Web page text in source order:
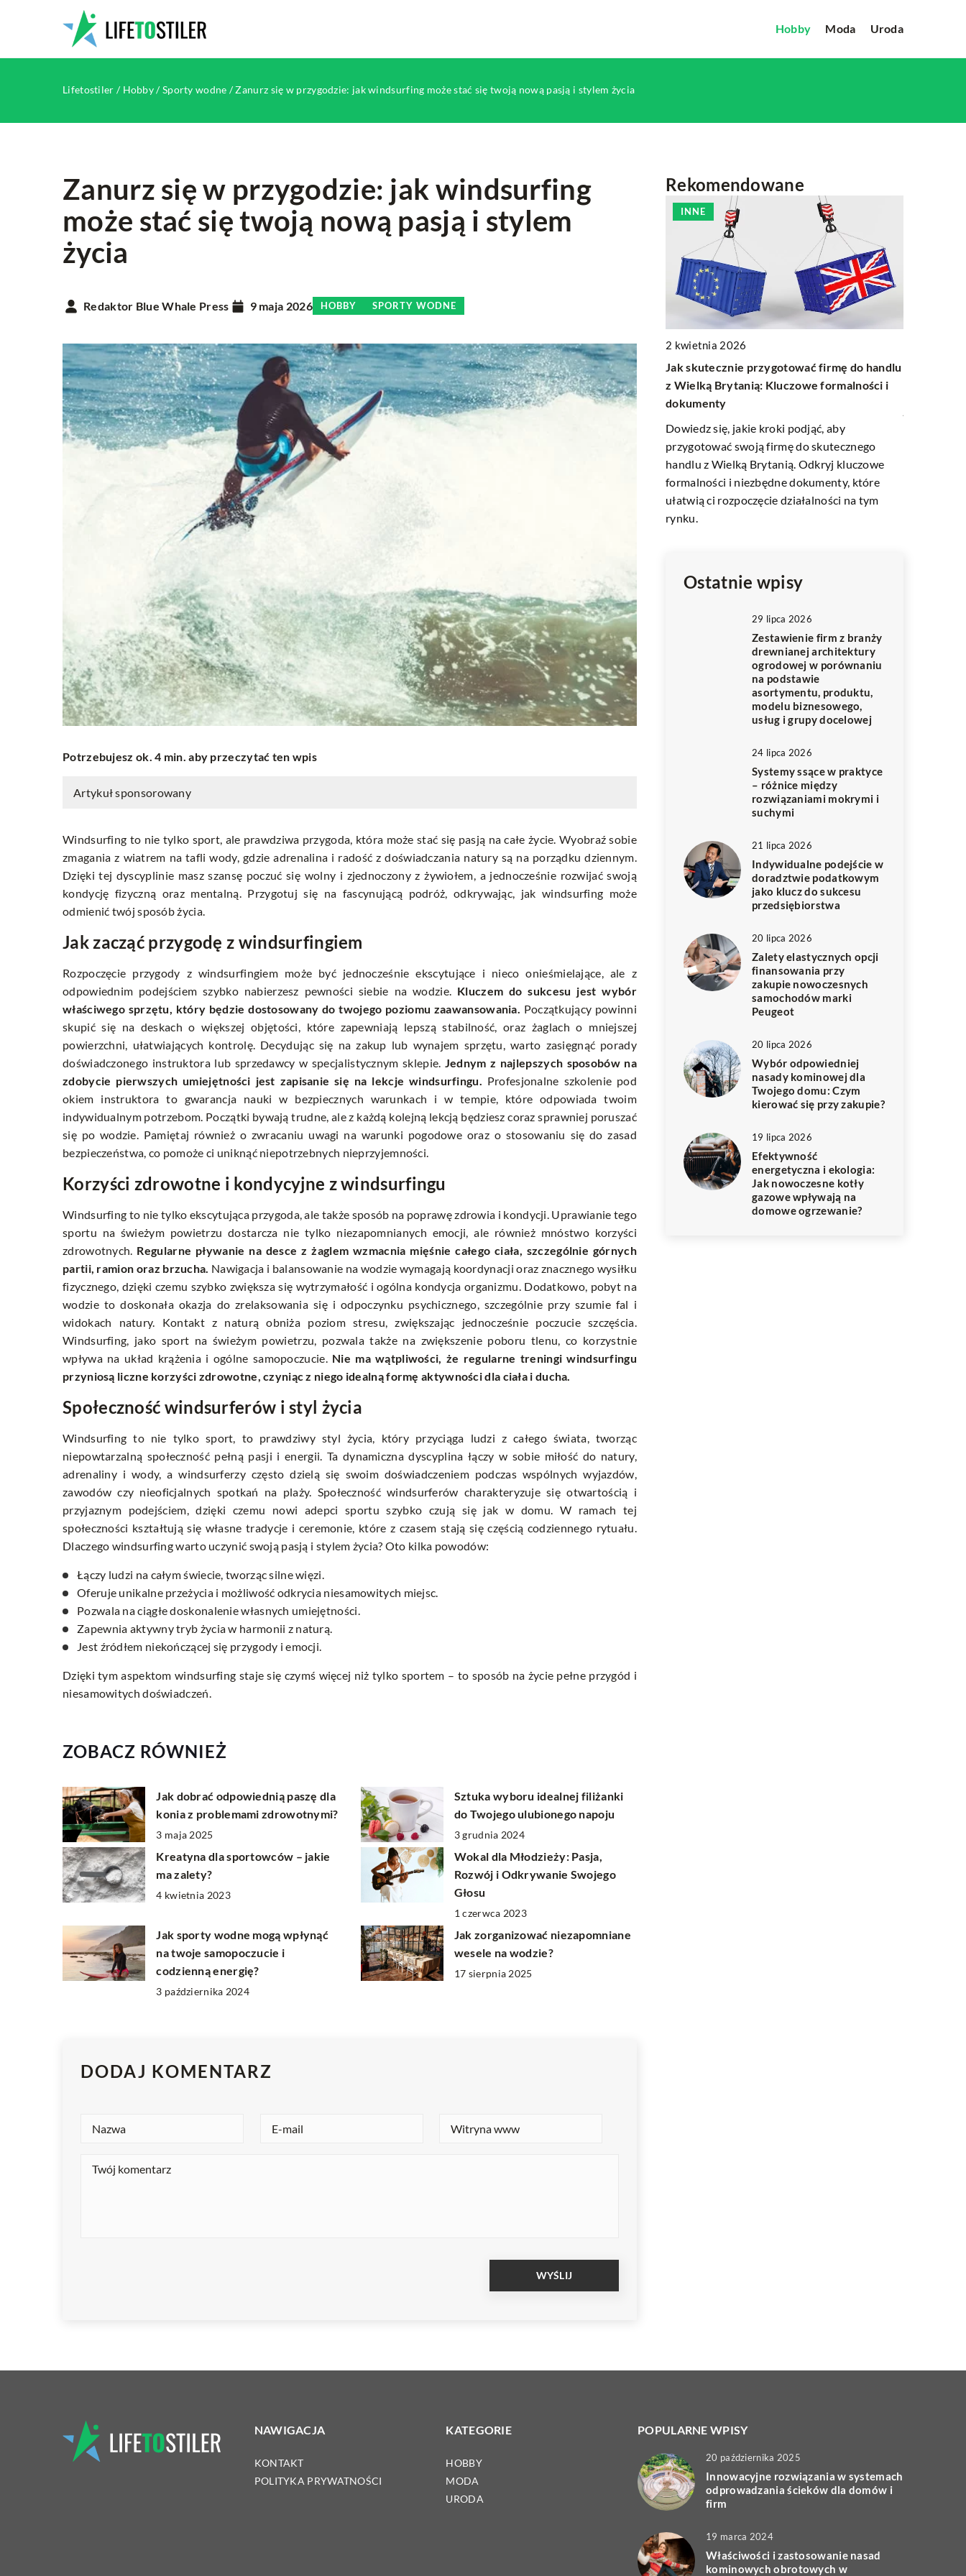
Hobby Moda Uroda
Lifetostiler / Hobby/Sporty wodne /Zanurz się w przygodzie: jak windsurfing może stać się twoją nową pasją i stylem życia
Zanurz się w przygodzie: jak windsurfing
może stać się twoją nową pasją i stylem
życia
Redaktor Blue Whale Press 9 maja 2026 HOBBY SPORTY WODNE
Potrzebujesz ok. 4 min. aby przeczytać ten wpis
Artykuł sponsorowany
Windsurfing to nie tylko sport, ale prawdziwa przygoda, która może stać się pasją na całe życie. Wyobraź sobie
zmagania z wiatrem na tafli wody, gdzie adrenalina i radość z doświadczania natury są na porządku dziennym.
Dzięki tej dyscyplinie masz szansę poczuć się wolny i zjednoczony z żywiołem, a jednocześnie rozwijać swoją
kondycję fizyczną oraz mentalną. Przygotuj się na fascynującą podróż, odkrywając, jak windsurfing może
odmienić twój sposób życia.
Jak zacząć przygodę z windsurfingiem
Rozpoczęcie przygody z windsurfingiem może być jednocześnie ekscytujące i nieco onieśmielające, ale z
odpowiednim podejściem szybko nabierzesz pewności siebie na wodzie. Kluczem do sukcesu jest wybór
właściwego sprzętu, który będzie dostosowany do twojego poziomu zaawansowania. Początkujący powinni
skupić się na deskach o większej objętości, które zapewniają lepszą stabilność, oraz żaglach o mniejszej
powierzchni, ułatwiających kontrolę. Decydując się na zakup lub wynajem sprzętu, warto zasięgnąć porady
doświadczonego instruktora lub sprzedawcy w specjalistycznym sklepie. Jednym z najlepszych sposobów na
zdobycie pierwszych umiejętności jest zapisanie się na lekcje windsurfingu. Profesjonalne szkolenie pod
okiem instruktora to gwarancja nauki w bezpiecznych warunkach i w tempie, które odpowiada twoim
indywidualnym potrzebom. Początki bywają trudne, ale z każdą kolejną lekcją będziesz coraz sprawniej poruszać
się po wodzie. Pamiętaj również o zwracaniu uwagi na warunki pogodowe oraz o stosowaniu się do zasad
bezpieczeństwa, co pomoże ci uniknąć niepotrzebnych nieprzyjemności.
Korzyści zdrowotne i kondycyjne z windsurfingu
Windsurfing to nie tylko ekscytująca przygoda, ale także sposób na poprawę zdrowia i kondycji. Uprawianie tego
sportu na świeżym powietrzu dostarcza nie tylko niezapomnianych emocji, ale również mnóstwo korzyści
zdrowotnych. Regularne pływanie na desce z żaglem wzmacnia mięśnie całego ciała, szczególnie górnych
partii, ramion oraz brzucha. Nawigacja i balansowanie na wodzie wymagają koordynacji oraz znacznego wysiłku
fizycznego, dzięki czemu szybko zwiększa się wytrzymałość i ogólna kondycja organizmu. Dodatkowo, pobyt na
wodzie to doskonała okazja do zrelaksowania się i odpoczynku psychicznego, szczególnie przy szumie fal i
widokach natury. Kontakt z naturą obniża poziom stresu, zwiększając jednocześnie poczucie szczęścia.
Windsurfing, jako sport na świeżym powietrzu, pozwala także na zwiększenie poboru tlenu, co korzystnie
wpływa na układ krążenia i ogólne samopoczucie. Nie ma wątpliwości, że regularne treningi windsurfingu
przyniosą liczne korzyści zdrowotne, czyniąc z niego idealną formę aktywności dla ciała i ducha.
Społeczność windsurferów i styl życia
Windsurfing to nie tylko sport, to prawdziwy styl życia, który przyciąga ludzi z całego świata, tworząc
niepowtarzalną społeczność pełną pasji i energii. Ta dynamiczna dyscyplina łączy w sobie miłość do natury,
adrenaliny i wody, a windsurferzy często dzielą się swoim doświadczeniem podczas wspólnych wyjazdów,
zawodów czy nieoficjalnych spotkań na plaży. Społeczność windsurferów charakteryzuje się otwartością i
przyjaznym podejściem, dzięki czemu nowi adepci sportu szybko czują się jak w domu. W ramach tej
społeczności kształtują się własne tradycje i ceremonie, które z czasem stają się częścią codziennego rytuału.
Dlaczego windsurfing warto uczynić swoją pasją i stylem życia? Oto kilka powodów:
Łączy ludzi na całym świecie, tworząc silne więzi.
Oferuje unikalne przeżycia i możliwość odkrycia niesamowitych miejsc.
Pozwala na ciągłe doskonalenie własnych umiejętności.
Zapewnia aktywny tryb życia w harmonii z naturą.
Jest źródłem niekończącej się przygody i emocji.
Dzięki tym aspektom windsurfing staje się czymś więcej niż tylko sportem – to sposób na życie pełne przygód i
niesamowitych doświadczeń.
ZOBACZ RÓWNIEŻ
Jak dobrać odpowiednią paszę dla
konia z problemami zdrowotnymi?
3 maja 2025
Sztuka wyboru idealnej filiżanki
do Twojego ulubionego napoju
3 grudnia 2024
Kreatyna dla sportowców – jakie
ma zalety?
4 kwietnia 2023
Wokal dla Młodzieży: Pasja,
Rozwój i Odkrywanie Swojego
Głosu
1 czerwca 2023
Jak sporty wodne mogą wpłynąć
na twoje samopoczucie i
codzienną energię?
3 października 2024
Jak zorganizować niezapomniane
wesele na wodzie?
17 sierpnia 2025
DODAJ KOMENTARZ
Rekomendowane
HOBBY
31 grudnia 2024
Sztuka tworzenia miniaturowych ogrodów:
jak zacząć swoją przygodę z
mikrokrajobrazem?
Odkryj fascynujący świat mikrokrajobrazu i
dowiedz się, jak tworzyć piękne miniaturowe
ogrody, które przyniosą radość i harmonię do
Twojego domu. Poznaj podstawowe narzędzia
oraz materiały niezbędne dla początkujących.
MODA TRENDY MODOWE
16 stycznia 2024
Odważne kolory czy subtelna klasyka – co
INNE
2 kwietnia 2026
Jak skutecznie przygotować firmę do handlu
z Wielką Brytanią: Kluczowe formalności i
dokumenty
Dowiedz się, jakie kroki podjąć, aby
przygotować swoją firmę do skutecznego
handlu z Wielką Brytanią. Odkryj kluczowe
formalności i niezbędne dokumenty, które
ułatwią ci rozpoczęcie działalności na tym
rynku.
Ostatnie wpisy
29 lipca 2026
Zestawienie firm z branży
drewnianej architektury
ogrodowej w porównaniu
na podstawie
asortymentu, produktu,
modelu biznesowego,
usług i grupy docelowej
24 lipca 2026
Systemy ssące w praktyce
– różnice między
rozwiązaniami mokrymi i
suchymi
21 lipca 2026
Indywidualne podejście w
doradztwie podatkowym
jako klucz do sukcesu
przedsiębiorstwa
20 lipca 2026
Zalety elastycznych opcji
finansowania przy
zakupie nowoczesnych
samochodów marki
Peugeot
20 lipca 2026
Wybór odpowiedniej
nasady kominowej dla
Twojego domu: Czym
kierować się przy zakupie?
19 lipca 2026
Efektywność
energetyczna i ekologia:
Jak nowoczesne kotły
gazowe wpływają na
domowe ogrzewanie?
NAWIGACJA
KONTAKT
POLITYKA PRYWATNOŚCI
KATEGORIE
HOBBY
MODA
URODA
POPULARNE WPISY
20 października 2025
Innowacyjne rozwiązania w systemach
odprowadzania ścieków dla domów i
firm
19 marca 2024
Właściwości i zastosowanie nasad
kominowych obrotowych w